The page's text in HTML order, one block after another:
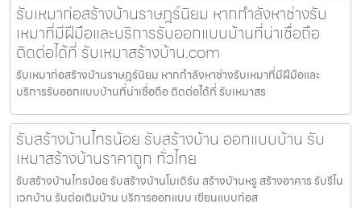
รับเหมาก่อสร้างบ้านราษฎร์นิยม หากกำลังหาช่างรับ
เหมาที่มีฝีมือและบริการรับออกแบบบ้านที่น่าเชื่อถือ
ติดต่อได้ที่ รับเหมาสร้างบ้าน.com
รับเหมาก่อสร้างบ้านราษฎร์นิยม หากกำลังหาช่างรับเหมาที่มีฝีมือและ
บริการรับออกแบบบ้านที่น่าเชื่อถือ ติดต่อได้ที่ รับเหมาสร
รับสร้างบ้านไทรน้อย รับสร้างบ้าน ออกแบบบ้าน รับ
เหมาสร้างบ้านราคาถูก ทั่วไทย
รับสร้างบ้านไทรน้อย รับสร้างบ้านโมเดิร์น สร้างบ้านหรู สร้างอาคาร รับรีโน
เวทบ้าน รับต่อเติมบ้าน บริการออกแบบ เขียนแบบก่อส